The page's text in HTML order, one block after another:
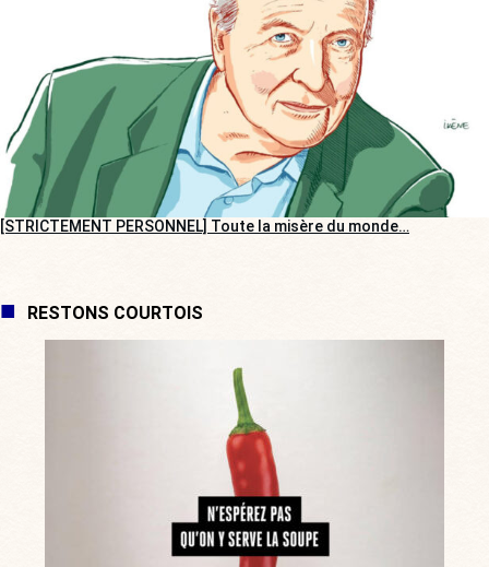
[STRICTEMENT PERSONNEL] Toute la misère du monde…
RESTONS COURTOIS